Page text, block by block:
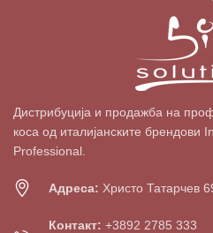
Дистрибуција и продажба на
коса од италијанските брендови
Professional.
Адреса: Христо Татарчев
Контакт: +3892 2785 333